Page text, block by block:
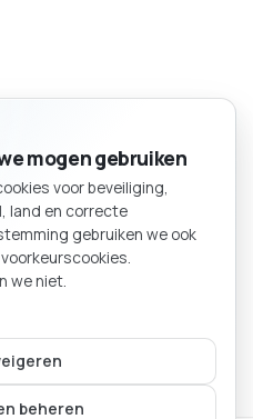
winkelt.
mogen gebruiken
voor beveiliging,
land en correcte
gebruiken we ook
we niet.
beheren